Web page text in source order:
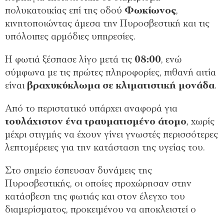
πολυκατοικίας επί της οδού Φωκίωνος,
κινητοποιώντας άμεσα την Πυροσβεστική και τις
υπόλοιπες αρμόδιες υπηρεσίες.
Η φωτιά ξέσπασε λίγο μετά τις 08:00, ενώ
σύμφωνα με τις πρώτες πληροφορίες, πιθανή αιτία
είναι βραχυκύκλωμα σε κλιματιστική μονάδα.
Από το περιστατικό υπάρχει αναφορά για
τουλάχιστον ένα τραυματισμένο άτομο, χωρίς
μέχρι στιγμής να έχουν γίνει γνωστές περισσότερες
λεπτομέρειες για την κατάσταση της υγείας του.
Στο σημείο έσπευσαν δυνάμεις της
Πυροσβεστικής, οι οποίες προχώρησαν στην
κατάσβεση της φωτιάς και στον έλεγχο του
διαμερίσματος, προκειμένου να αποκλειστεί ο